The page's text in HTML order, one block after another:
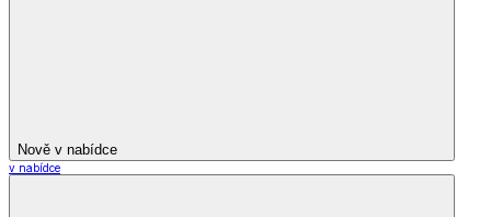
Nově v nabídce
v nabídce